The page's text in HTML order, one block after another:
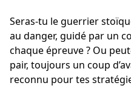
Seras-tu le guerrier
au danger, guidé par un
chaque épreuve ? Ou
pair, toujours un coup
reconnu pour tes